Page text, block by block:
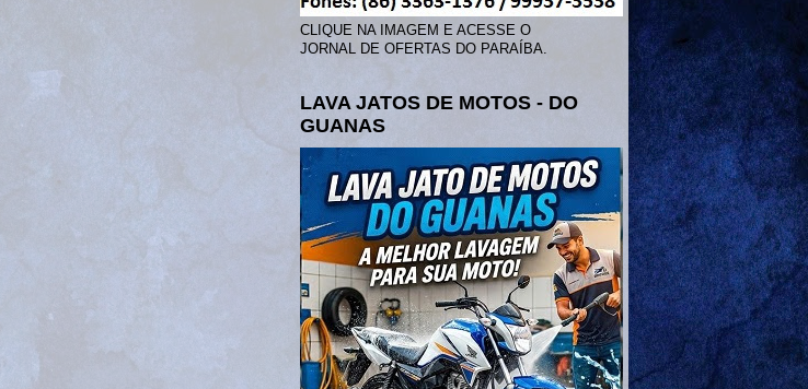
CLIQUE NA IMAGEM E ACESSE O
JORNAL DE OFERTAS DO PARAÍBA.
LAVA JATOS DE MOTOS - DO
GUANAS